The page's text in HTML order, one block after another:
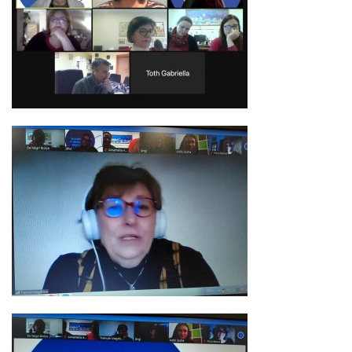
Cofman Iskola
Egyéb események
Pedagógusbál
Észak-bácskai Tehetségpont
Honismereti verseny
Himnusz – Szózat szavalóverseny
Épített örökség
Köznevelési együttműködés a digitális módszerek és eszközök
használatának támogatására Magyarországon és a szomszédos
országokban – A projekt azonosító száma: 2023-2-HU01-KA220-
OktOpusz Kárpát-medencei oktatásszakmai műhely fejlesztése és
működtetése (2023-1-HU01-KA220-SCH-000152750)